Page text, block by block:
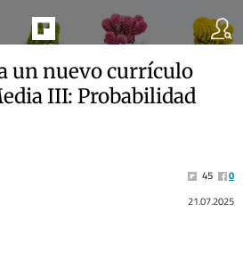
un nuevo currículo
III: Probabilidad
45
0
21.07.2025